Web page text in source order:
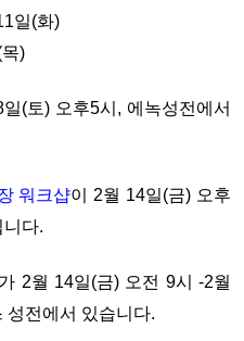
일(화)
)
일(토) 오후5시, 에녹성전에서
워크샵이 2월 14일(금) 오후
다.
가 2월 14일(금) 오전 9시 -2월
성전에서 있습니다.